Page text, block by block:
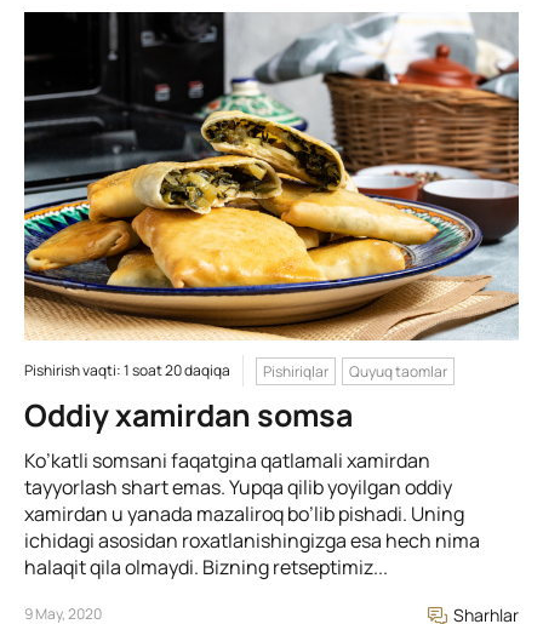
Pishirish vaqti: 1 soat 20 daqiqa Pishiriqlar Quyuq taomlar
Oddiy xamirdan somsa
Ko’katli somsani faqatgina qatlamali xamirdan
tayyorlash shart emas. Yupqa qilib yoyilgan oddiy
xamirdan u yanada mazaliroq bo’lib pishadi. Uning
ichidagi asosidan roxatlanishingizga esa hech nima
halaqit qila olmaydi. Bizning retseptimiz...
9 May, 2020 Sharhlar